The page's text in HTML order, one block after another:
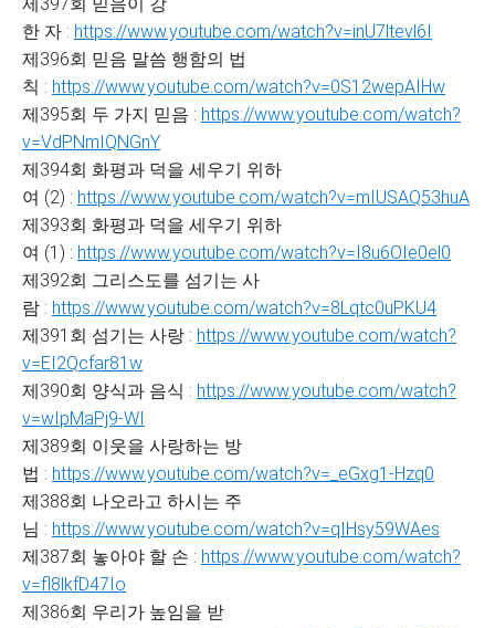
한 자 : https://www.youtube.com/watch?v=inU7ltevl6I
제396회 믿음 말씀 행함의 법
칙 : https://www.youtube.com/watch?v=0S12wepAIHw
제395회 두 가지 믿음 : https://www.youtube.com/watch?
v=VdPNmIQNGnY
제394회 화평과 덕을 세우기 위하
여 (2) : https://www.youtube.com/watch?v=mIUSAQ53huA
제393회 화평과 덕을 세우기 위하
여 (1) : https://www.youtube.com/watch?v=I8u6OIe0el0
제392회 그리스도를 섬기는 사
람 : https://www.youtube.com/watch?v=8Lqtc0uPKU4
제391회 섬기는 사랑 : https://www.youtube.com/watch?
v=EI2Qcfar81w
제390회 양식과 음식 : https://www.youtube.com/watch?
v=wIpMaPj9-WI
제389회 이웃을 사랑하는 방
법 : https://www.youtube.com/watch?v=_eGxg1-Hzq0
제388회 나오라고 하시는 주
님 : https://www.youtube.com/watch?v=qIHsy59WAes
제387회 놓아야 할 손 : https://www.youtube.com/watch?
v=fl8lkfD47Io
제386회 우리가 높임을 받